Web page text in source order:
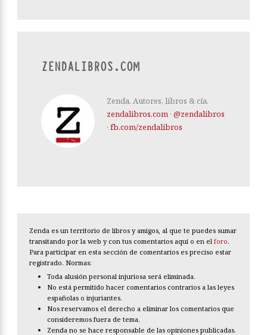
ZENDALIBROS.COM
Zenda. Autores, libros & cía.
zendalibros.com · @zendalibros
· fb.com/zendalibros
Zenda es un territorio de libros y amigos, al que te puedes sumar
transitando por la web y con tus comentarios aquí o en el foro.
Para participar en esta sección de comentarios es preciso estar
registrado. Normas:
Toda alusión personal injuriosa será eliminada.
No está permitido hacer comentarios contrarios a las leyes
españolas o injuriantes.
Nos reservamos el derecho a eliminar los comentarios que
consideremos fuera de tema.
Zenda no se hace responsable de las opiniones publicadas.